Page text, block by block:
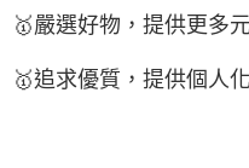
🥇嚴選好物 ，提供更多
🥇追求優質， 提供個人